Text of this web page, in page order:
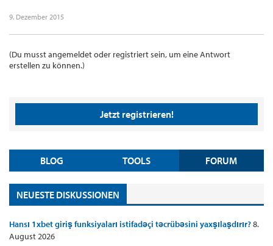
9. Dezember 2015
(Du musst angemeldet oder registriert sein, um eine Antwort
erstellen zu können.)
Jetzt registrieren!
BLOG TOOLS FORUM
NEUESTE DISKUSSIONEN
Hansı 1xbet giriş funksiyaları istifadəçi təcrübəsini yaxşılaşdırır?8.
August 2026